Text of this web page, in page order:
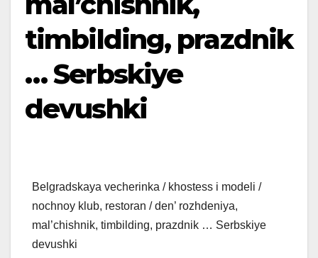
timbilding, prazdnik
… Serbskiye
devushki
Belgradskaya vecherinka / khostess i modeli /
nochnoy klub, restoran / den’ rozhdeniya,
mal’chishnik, timbilding, prazdnik … Serbskiye
devushki